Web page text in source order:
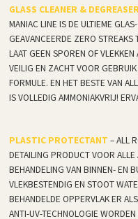
GLASS CLEANER &
MANIAC LINE IS DE ULTIEME
GEAVANCEERDE ZERO
LAAT GEEN SPOREN OF
VEILIG EN ZACHT VOOR
FORMULE. EN HET BESTE VAN
IS VOLLEDIG AMMONIAKVRIJ!
PLASTIC PROTECTANT – ALL
DETAILING PRODUCT VOOR
BEHANDELING VAN BINNEN- EN
VLEKBESTENDIG EN STOOT
BEHANDELDE OPPERVLAK ER
ANTI-UV-TECHNOLOGIE